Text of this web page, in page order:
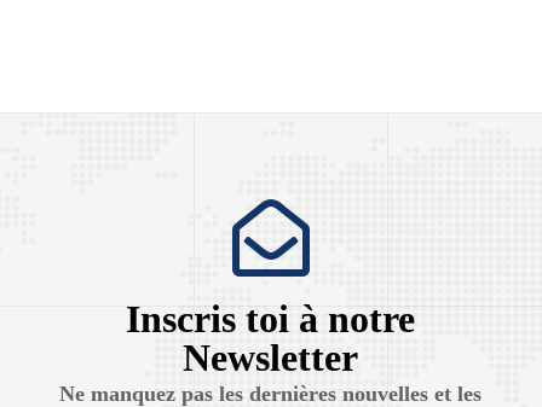
Inscris toi à notre
Newsletter
Ne manquez pas les dernières nouvelles et les